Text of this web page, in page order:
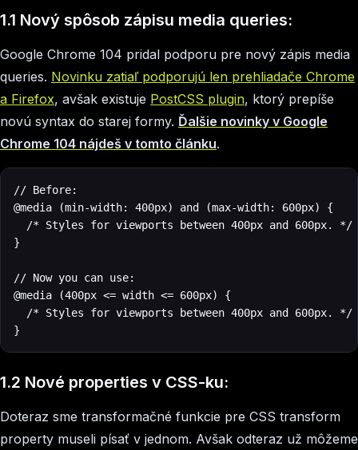
1.1 Nový spôsob zápisu media queries:
Google Chrome 104 pridal podporu pre nový zápis media
queries. Novinku zatiaľ podporujú len prehliadače Chrome
a Firefox, avšak existuje PostCSS plugin, ktorý prepíše
novú syntax do starej formy. Ďalšie novinky v Google
Chrome 104 nájdeš v tomto článku.
// Before:
@media (min-width: 400px) and (max-width: 600px) {
  /* Styles for viewports between 400px and 600px. */
}
// Now you can use:
@media (400px <= width <= 600px) {
  /* Styles for viewports between 400px and 600px. */
}
1.2 Nové properties v CSS-ku:
Doteraz sme transformačné funkcie pre CSS transform
property museli písať v jednom. Avšak odteraz už môžeme